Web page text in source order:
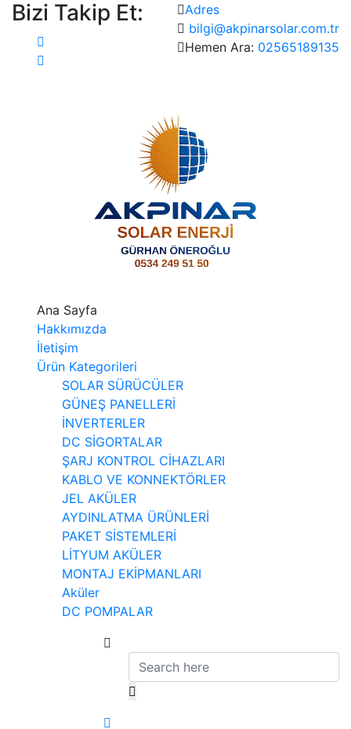
Bizi Takip Et:
Adres
bilgi@akpinarsolar.com.tr
Hemen Ara: 02565189135
Ana Sayfa
Hakkımızda
İletişim
Ürün Kategorileri
SOLAR SÜRÜCÜLER
GÜNEŞ PANELLERİ
İNVERTERLER
DC SİGORTALAR
ŞARJ KONTROL CİHAZLARI
KABLO VE KONNEKTÖRLER
JEL AKÜLER
AYDINLATMA ÜRÜNLERİ
PAKET SİSTEMLERİ
LİTYUM AKÜLER
MONTAJ EKİPMANLARI
Aküler
DC POMPALAR